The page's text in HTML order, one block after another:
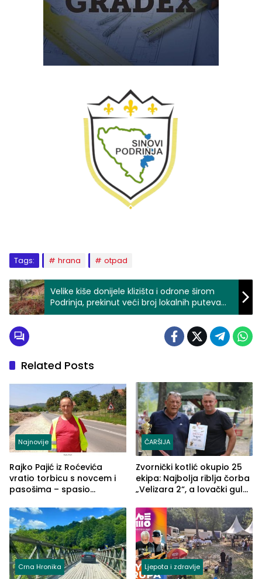
Tags: hrana otpad
Velike kiše donijele klizišta i odrone širom
Podrinja, prekinut veći broj lokalnih puteva
(FOTO)
Related Posts
Najnovije
Rajko Pajić iz Roćevića
vratio torbicu s novcem i
pasošima – spasio
Grčkoj
ČARŠIJA
Zvornički kotlić okupio 25
ekipa: Najbolja riblja čorba
„Velizara 2“, a lovački gulaš
Crna Hronika Ljepota i zdravlje